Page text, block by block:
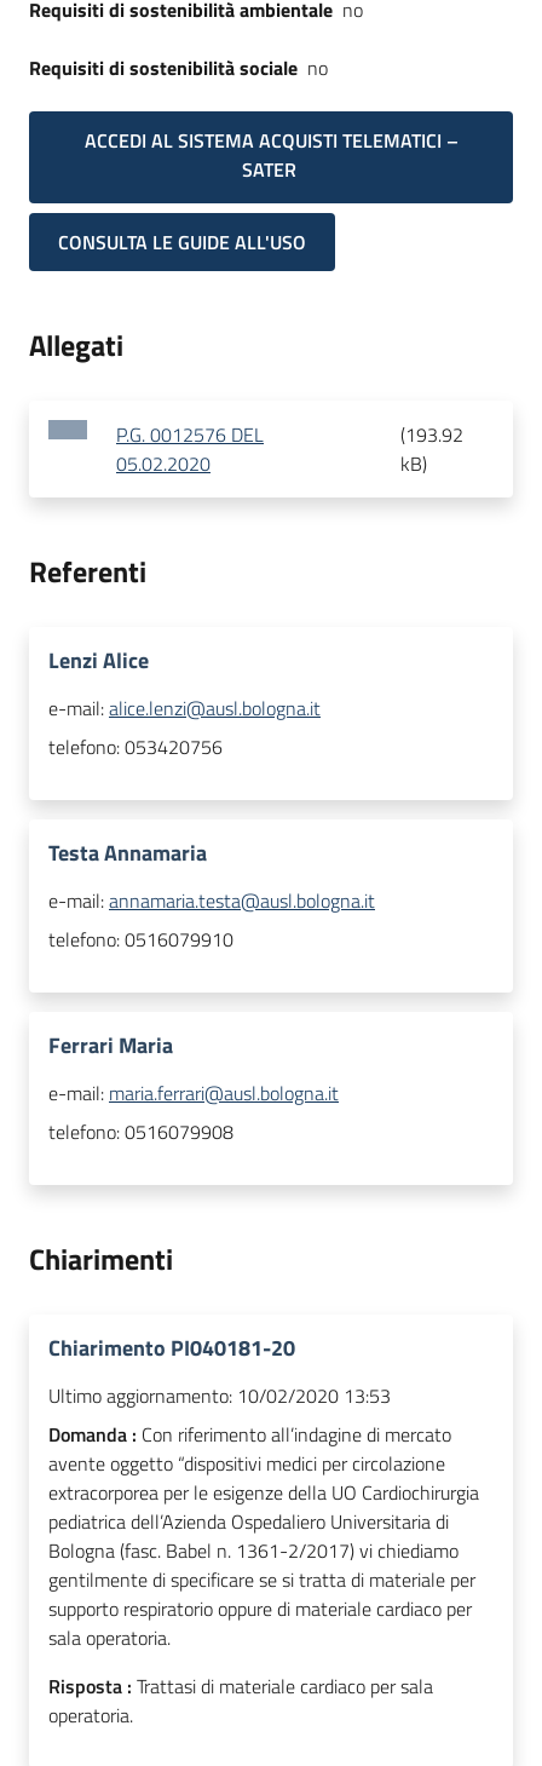
Requisiti di sostenibilità ambientale no
Requisiti di sostenibilità sociale no
ACCEDI AL SISTEMA ACQUISTI TELEMATICI –
SATER
CONSULTA LE GUIDE ALL'USO
Allegati
P.G. 0012576 DEL
05.02.2020
(193.92
kB)
Referenti
Lenzi Alice
e-mail:alice.lenzi@ausl.bologna.it
telefono:053420756
Testa Annamaria
e-mail:annamaria.testa@ausl.bologna.it
telefono:0516079910
Ferrari Maria
e-mail: maria.ferrari@ausl.bologna.it
telefono:0516079908
Chiarimenti
Chiarimento PI040181-20
Ultimo aggiornamento: 10/02/2020 13:53
Domanda : Con riferimento all’indagine di mercato
avente oggetto “dispositivi medici per circolazione
extracorporea per le esigenze della UO Cardiochirurgia
pediatrica dell’Azienda Ospedaliero Universitaria di
Bologna (fasc. Babel n. 1361-2/2017) vi chiediamo
gentilmente di specificare se si tratta di materiale per
supporto respiratorio oppure di materiale cardiaco per
sala operatoria.
Risposta : Trattasi di materiale cardiaco per sala
operatoria.